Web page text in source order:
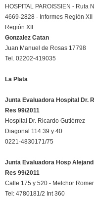
HOSPITAL PAROISSIEN - Ruta
4669-2828 - Informes Región
Región XII
Gonzalez Catan
Juan Manuel de Rosas 17798
Tel. 02202-419035
La Plata
Junta Evaluadora Hospital Dr.
Res 99/2011
Hospital Dr. Ricardo Gutiérrez
Diagonal 114 39 y 40
0221-4830171/75
Junta Evaluadora Hosp
Res 99/2011
Calle 175 y 520 - Melchor
Tel: 4780181/2 Int 360